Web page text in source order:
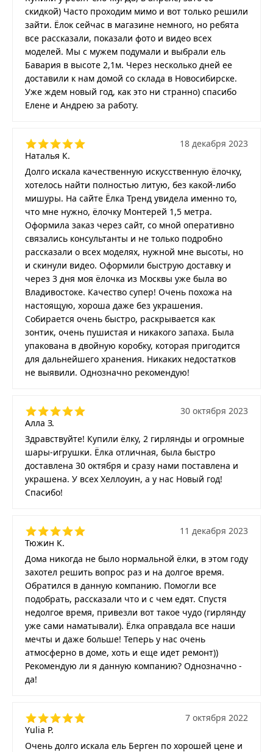
скидкой) Часто проходим мимо и вот только решили
зайти. Ёлок сейчас в магазине немного, но ребята
все рассказали, показали фото и видео всех
моделей. Мы с мужем подумали и выбрали ель
Бавария в высоте 2,1м. Через несколько дней ее
доставили к нам домой со склада в Новосибирске.
Уже ждем новый год, как это ни странно) спасибо
Елене и Андрею за работу.
Наталья К.
18 декабря 2023
Долго искала качественную искусственную ёлочку,
хотелось найти полностью литую, без какой-либо
мишуры. На сайте Ёлка Тренд увидела именно то,
что мне нужно, ёлочку Монтерей 1,5 метра.
Оформила заказ через сайт, со мной оперативно
связались консультанты и не только подробно
рассказали о всех моделях, нужной мне высоты, но
и скинули видео. Оформили быструю доставку и
через 3 дня моя ёлочка из Москвы уже была во
Владивостоке. Качество супер! Очень похожа на
настоящую, хороша даже без украшения.
Собирается очень быстро, раскрывается как
зонтик, очень пушистая и никакого запаха. Была
упакована в двойную коробку, которая пригодится
для дальнейшего хранения. Никаких недостатков
не выявили. Однозначно рекомендую!
Алла З.
30 октября 2023
Здравствуйте! Купили ёлку, 2 гирлянды и огромные
шары-игрушки. Ёлка отличная, была быстро
доставлена 30 октября и сразу нами поставлена и
украшена. У всех Хеллоуин, а у нас Новый год!
Спасибо!
Тюжин К.
11 декабря 2023
Дома никогда не было нормальной ёлки, в этом году
захотел решить вопрос раз и на долгое время.
Обратился в данную компанию. Помогли все
подобрать, рассказали что и с чем едят. Спустя
недолгое время, привезли вот такое чудо (гирлянду
уже сами наматывали). Ёлка оправдала все наши
мечты и даже больше! Теперь у нас очень
атмосферно в доме, хоть и еще идет ремонт))
Рекомендую ли я данную компанию? Однозначно -
да!
Yulia P.
7 октября 2022
Очень долго искала ель Берген по хорошей цене и